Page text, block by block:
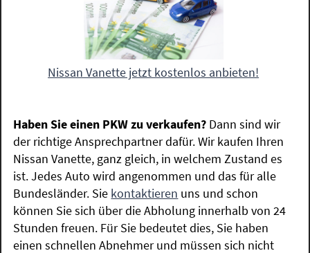
Nissan Vanette jetzt kostenlos anbieten!
Haben Sie einen PKW zu verkaufen? Dann sind wir
der richtige Ansprechpartner dafür. Wir kaufen Ihren
Nissan Vanette, ganz gleich, in welchem Zustand es
ist. Jedes Auto wird angenommen und das für alle
Bundesländer. Sie kontaktieren uns und schon
können Sie sich über die Abholung innerhalb von 24
Stunden freuen. Für Sie bedeutet dies, Sie haben
einen schnellen Abnehmer und müssen sich nicht